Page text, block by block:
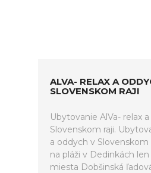
ALVA- RELAX A
SLOVENSKOM RAJI
Ubytovanie AlVa- relax
Slovenskom raji.
a oddych v Slovenskom
na pláži v Dedinkách
miesta Dobšinská